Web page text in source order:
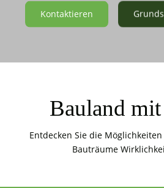
Kontaktieren
Bauland
Entdecken Sie die
Bauträume